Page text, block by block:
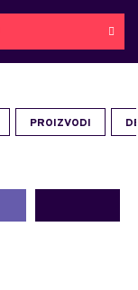
PROIZVODI